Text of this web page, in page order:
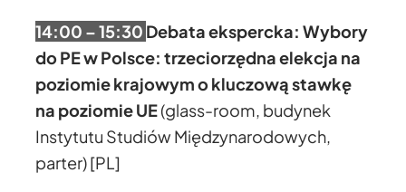
14:00 – 15:30 Debata ekspercka: Wybory
do PE w Polsce: trzeciorzędna elekcja na
poziomie krajowym o kluczową stawkę
na poziomie UE(glass-room, budynek
Instytutu Studiów Międzynarodowych,
parter) [PL]